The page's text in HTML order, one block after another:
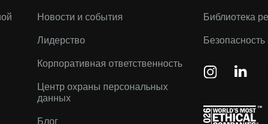
Новости и события
Лидерство
Корпоративная ответственность
Центр охраны персональных
данных
Блог
Библиотека
Безопасность